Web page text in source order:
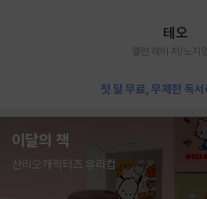
테오
앨런 레비 저/노지
첫 달 무료, 무제한 독
이달의 책
산리오캐릭터즈 유리컵